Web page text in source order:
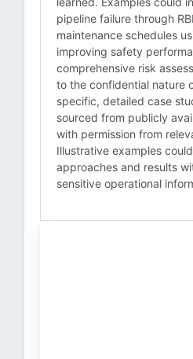
pipeline failure through
maintenance schedules
improving safety
comprehensive risk
to the confidential nature
specific, detailed case
sourced from publicly
with permission from
Illustrative examples
approaches and results
sensitive operational